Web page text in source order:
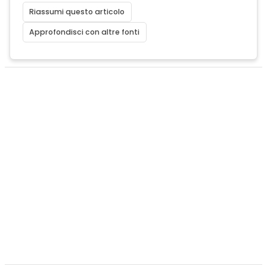
Riassumi questo articolo
Approfondisci con altre fonti